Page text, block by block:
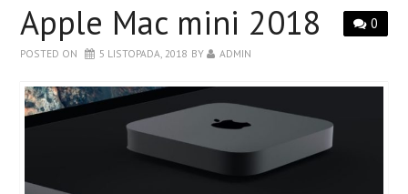
MONITORY
LAPTOPY
0
Apple Mac mini 2018
POSTED ON 5 LISTOPADA, 2018 BY ADMIN